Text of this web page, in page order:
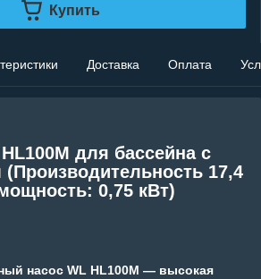
Купить
Доставка Оплата
для бассейна c
17,4
0,75 кВт)
насос WL HL100M — высокая